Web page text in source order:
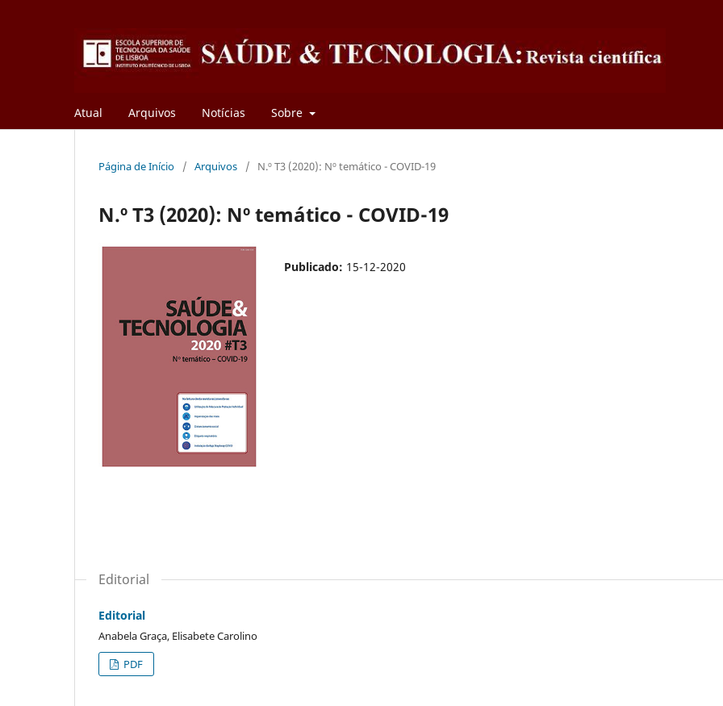
Atual Arquivos Notícias Sobre
Página de Início / Arquivos / N.º T3 (2020): Nº temático - COVID-19
N.º T3 (2020): Nº temático - COVID-19
Publicado: 15-12-2020
Editorial
Editorial
Anabela Graça, Elisabete Carolino
PDF